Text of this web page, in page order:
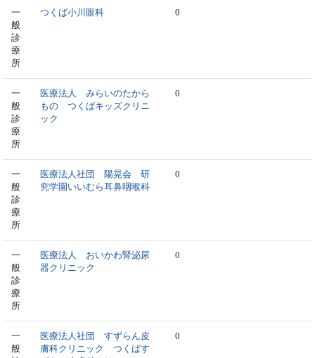
一
般
診
療
所
つくば小川眼科 0
一
般
診
療
所
医療法人 みらいのたから
もの つくばキッズクリニ
ック
0
一
般
診
療
所
医療法人社団 陽晃会 研
究学園いいむら耳鼻咽喉科
0
一
般
診
療
所
医療法人 おいかわ腎泌尿
器クリニック
0
一
般
医療法人社団 すずらん皮
膚科クリニック つくばす
0